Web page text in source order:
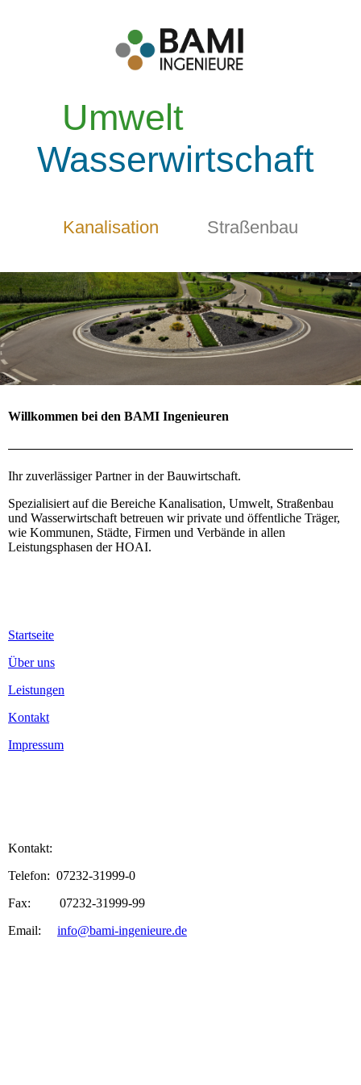
Umwelt
Wasserwirtschaft
Kanalisation Straßenbau
Willkommen bei den BAMI Ingenieuren
Ihr zuverlässiger Partner in der Bauwirtschaft.
Spezialisiert auf die Bereiche Kanalisation, Umwelt, Straßenbau
und Wasserwirtschaft betreuen wir private und öffentliche Träger,
wie Kommunen, Städte, Firmen und Verbände in allen
Leistungsphasen der HOAI.
Startseite
Über uns
Leistungen
Kontakt
Impressum
Kontakt:
Telefon: 07232-31999-0
Fax: 07232-31999-99
Email: info@bami-ingenieure.de